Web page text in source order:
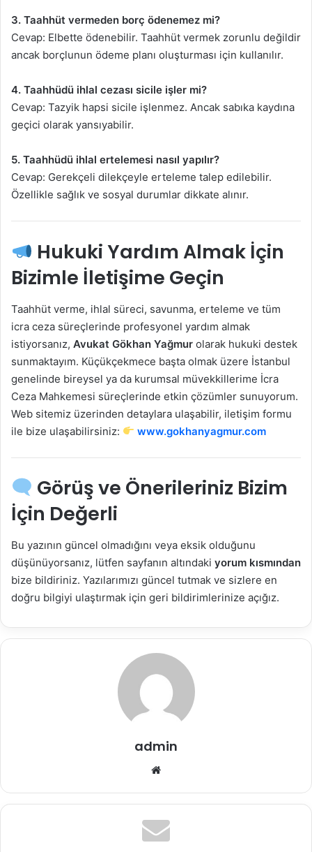
3. Taahhüt vermeden borç ödenemez mi?
Cevap: Elbette ödenebilir. Taahhüt vermek zorunlu değildir
ancak borçlunun ödeme planı oluşturması için kullanılır.
4. Taahhüdü ihlal cezası sicile işler mi?
Cevap: Tazyik hapsi sicile işlenmez. Ancak sabıka kaydına
geçici olarak yansıyabilir.
5. Taahhüdü ihlal ertelemesi nasıl yapılır?
Cevap: Gerekçeli dilekçeyle erteleme talep edilebilir.
Özellikle sağlık ve sosyal durumlar dikkate alınır.
Hukuki Yardım Almak İçin
Bizimle İletişime Geçin
Taahhüt verme, ihlal süreci, savunma, erteleme ve tüm
icra ceza süreçlerinde profesyonel yardım almak
istiyorsanız, Avukat Gökhan Yağmur olarak hukuki destek
sunmaktayım. Küçükçekmece başta olmak üzere İstanbul
genelinde bireysel ya da kurumsal müvekkillerime İcra
Ceza Mahkemesi süreçlerinde etkin çözümler sunuyorum.
Web sitemiz üzerinden detaylara ulaşabilir, iletişim formu
ile bize ulaşabilirsiniz:
www.gokhanyagmur.com
Görüş ve Önerileriniz Bizim
İçin Değerli
Bu yazının güncel olmadığını veya eksik olduğunu
düşünüyorsanız, lütfen sayfanın altındaki yorum kısmından
bize bildiriniz. Yazılarımızı güncel tutmak ve sizlere en
doğru bilgiyi ulaştırmak için geri bildirimlerinize açığız.
admin